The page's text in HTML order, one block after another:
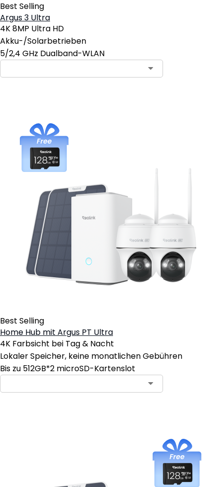
Best Selling
Argus 3 Ultra
4K 8MP Ultra HD
Akku-/Solarbetrieben
5/2,4 GHz Dualband-WLAN
Best Selling
Home Hub mit Argus PT Ultra
4K Farbsicht bei Tag & Nacht
Lokaler Speicher, keine monatlichen Gebühren
Bis zu 512GB*2 microSD-Kartenslot